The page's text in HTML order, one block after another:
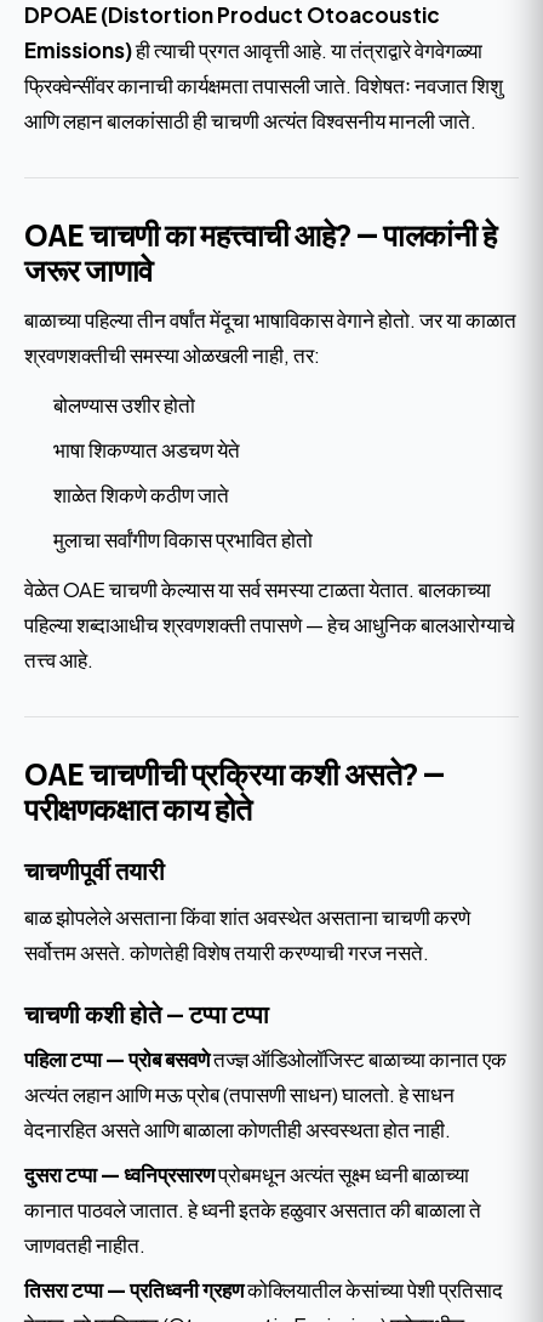
DPOAE (Distortion Product Otoacoustic
Emissions)ही त्याची प्रगत आवृत्ती आहे. या तंत्राद्वारे वेगवेगळ्या
फ्रिक्वेन्सींवर कानाची कार्यक्षमता तपासली जाते. विशेषतः नवजात शिशु
आणि लहान बालकांसाठी ही चाचणी अत्यंत विश्वसनीय मानली जाते.
OAE चाचणी का महत्त्वाची आहे? — पालकांनी हे
जरूर जाणावे
बाळाच्या पहिल्या तीन वर्षांत मेंदूचा भाषाविकास वेगाने होतो. जर या काळात
श्रवणशक्तीची समस्या ओळखली नाही, तर:
बोलण्यास उशीर होतो
भाषा शिकण्यात अडचण येते
शाळेत शिकणे कठीण जाते
मुलाचा सर्वांगीण विकास प्रभावित होतो
वेळेत OAE चाचणी केल्यास या सर्व समस्या टाळता येतात. बालकाच्या
पहिल्या शब्दाआधीच श्रवणशक्ती तपासणे — हेच आधुनिक बालआरोग्याचे
तत्त्व आहे.
OAE चाचणीची प्रक्रिया कशी असते? —
परीक्षणकक्षात काय होते
चाचणीपूर्वी तयारी
बाळ झोपलेले असताना किंवा शांत अवस्थेत असताना चाचणी करणे
सर्वोत्तम असते. कोणतेही विशेष तयारी करण्याची गरज नसते.
चाचणी कशी होते — टप्पा टप्पा
पहिला टप्पा — प्रोब बसवणेतज्ज्ञ ऑडिओलॉजिस्ट बाळाच्या कानात एक
अत्यंत लहान आणि मऊ प्रोब (तपासणी साधन) घालतो. हे साधन
वेदनारहित असते आणि बाळाला कोणतीही अस्वस्थता होत नाही.
दुसरा टप्पा — ध्वनिप्रसारणप्रोबमधून अत्यंत सूक्ष्म ध्वनी बाळाच्या
कानात पाठवले जातात. हे ध्वनी इतके हळुवार असतात की बाळाला ते
जाणवतही नाहीत.
तिसरा टप्पा — प्रतिध्वनी ग्रहणकोक्लियातील केसांच्या पेशी प्रतिसाद